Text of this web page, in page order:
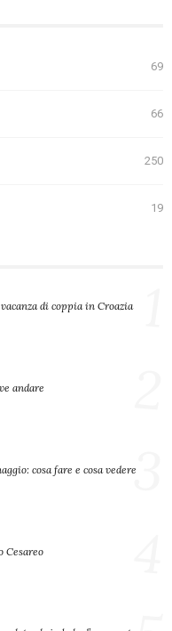
69
66
250
19
di coppia in Croazia
andare
cosa fare e cosa vedere
3
Cesareo